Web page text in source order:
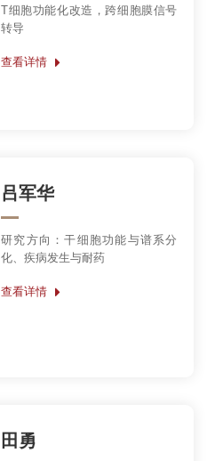
T细胞功能化改造，跨细胞膜信号
转导
查看详情
吕军华
研究方向：干细胞功能与谱系分
化、疾病发生与耐药
查看详情
田勇